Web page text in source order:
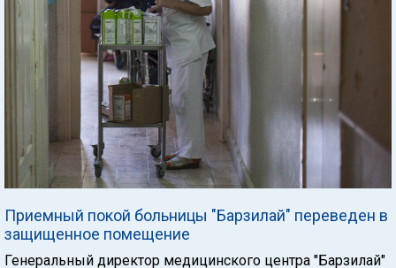
Приемный покой больницы "Барзилай" переведен в
защищенное помещение
Генеральный директор медицинского центра "Барзилай"